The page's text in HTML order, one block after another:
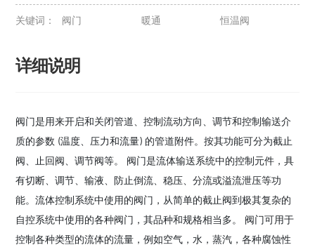
关键词： 阀门 暖通 恒温阀
详细说明
阀门是用来开启和关闭管道、控制流动方向、调节和控制输送介
质的参数 (温度、压力和流量) 的管道附件。按其功能可分为截止
阀、止回阀、调节阀等。 阀门是流体输送系统中的控制元件，具
有切断、调节、输液、防止倒流、稳压、分流或溢流泄压等功
能。流体控制系统中使用的阀门，从简单的截止阀到极其复杂的
自控系统中使用的各种阀门，其品种和规格相当多。 阀门可用于
控制各种类型的流体的流量，例如空气，水，蒸汽，各种腐蚀性